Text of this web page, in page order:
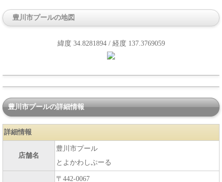
豊川市プールの地図
緯度 34.8281894 / 経度 137.3769059
豊川市プールの詳細情報
詳細情報
店舗名
豊川市プール
とよかわしぷーる
〒442-0067